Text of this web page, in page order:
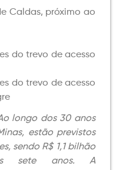
Caldas, próximo ao
do trevo de acesso
do trevo de acesso
longo dos 30 anos
estão previstos
sendo R$ 1,1 bilhão
sete anos. A